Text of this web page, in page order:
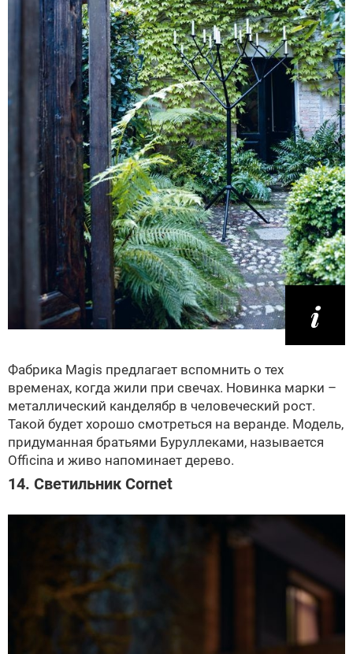
Фабрика Magis предлагает вспомнить о тех
временах, когда жили при свечах. Новинка марки –
металлический канделябр в человеческий рост.
Такой будет хорошо смотреться на веранде. Модель,
придуманная братьями Буруллеками, называется
Officina и живо напоминает дерево.
14. Светильник Cornet